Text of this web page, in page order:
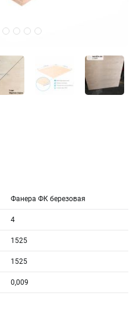
Фанера ФК березовая
4
1525
1525
0,009